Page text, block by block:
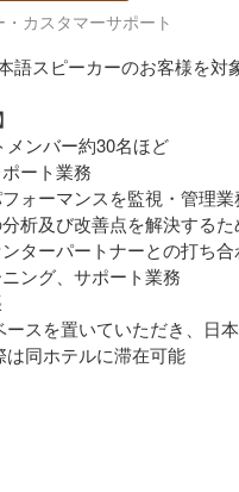
カスタマーサポート
語スピーカーのお客様を対
メンバー約30名ほど
ート業務
ォーマンスを監視・管理業
析及び改善点を解決する
ターパートナーとの打ち
ング、サポート業務
スを置いていただき、日
同ホテルに滞在可能